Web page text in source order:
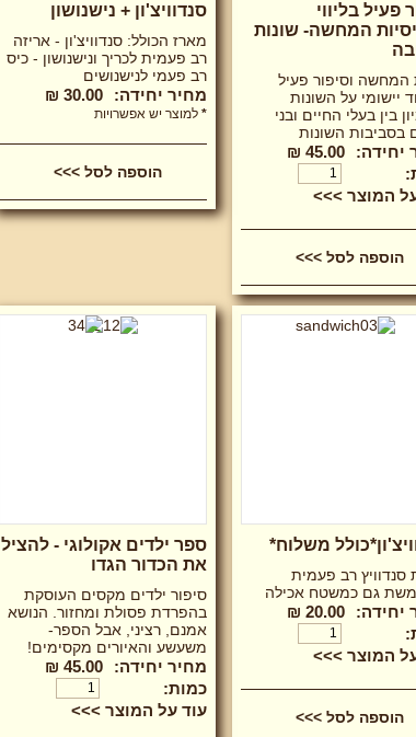
פעיל בליווי
המחשה- שונות
המחשה וסיפור פעיל
יישומי על השונות
בין בעלי החיים ובני
בסביבות השונות
יחידה:
45.00 ₪
המוצר >>>
סנדוויצ'ון + נישנושון
מארז הכולל: סנדוויצ'ון - אריזה
רב פעמית לכריך ונישנושון - כיס
רב פעמי לנישנושים
מחיר יחידה: 30.00 ₪
* למוצר יש אפשרויות
הוספה לסל >>>
משלוח*
סנדוויץ רב פעמית
גם כמשטח אכילה
יחידה:
20.00 ₪
המוצר >>>
ספר ילדים אקולוגי - להציל
את הכדור הגדו
סיפור ילדים מקסים העוסקת
בהפרדת פסולת ומחזור. הנושא
אמנם, רציני, אבל הספר-
משעשע והאיורים מקסימים!
מחיר יחידה:
45.00 ₪
כמות:
עוד על המוצר >>>